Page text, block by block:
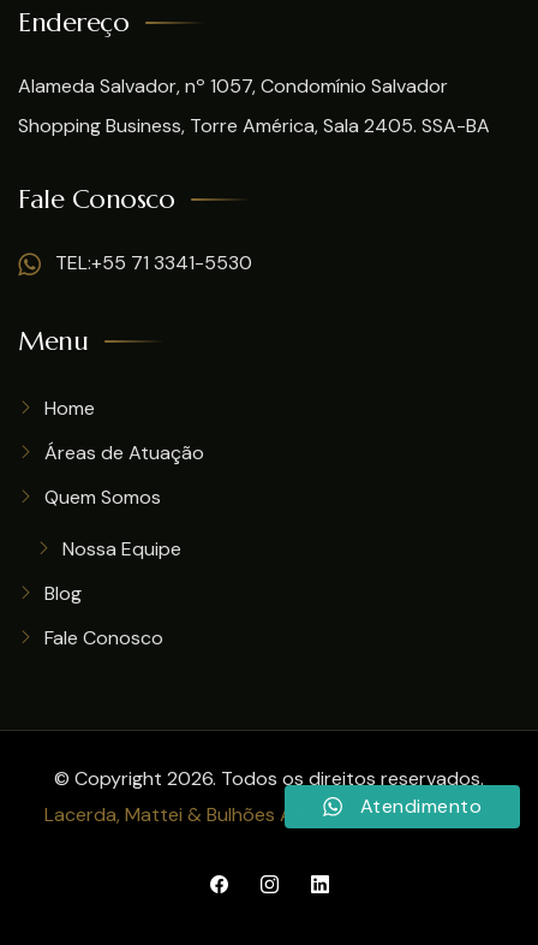
Endereço
Alameda Salvador, nº 1057, Condomínio Salvador
Shopping Business, Torre América, Sala 2405. SSA-BA
Fale Conosco
TEL:+55 71 3341-5530
Menu
Home
Áreas de Atuação
Quem Somos
Nossa Equipe
Blog
Fale Conosco
© Copyright 2026. Todos os direitos reservados.
Lacerda, Mattei & Bulhões Advogados Associados
Atendimento